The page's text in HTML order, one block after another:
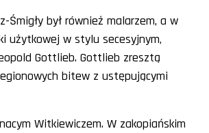
był również malarzem, a w
użytkowej w stylu secesyjnym,
Gottlieb. Gottlieb zresztą
bitew z ustępującymi
Witkiewiczem. W zakopiańskim